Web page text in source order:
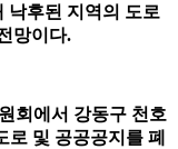
낙후된 지역의 도로
망이다.
회에서 강동구 천호
로 및 공공공지를 폐